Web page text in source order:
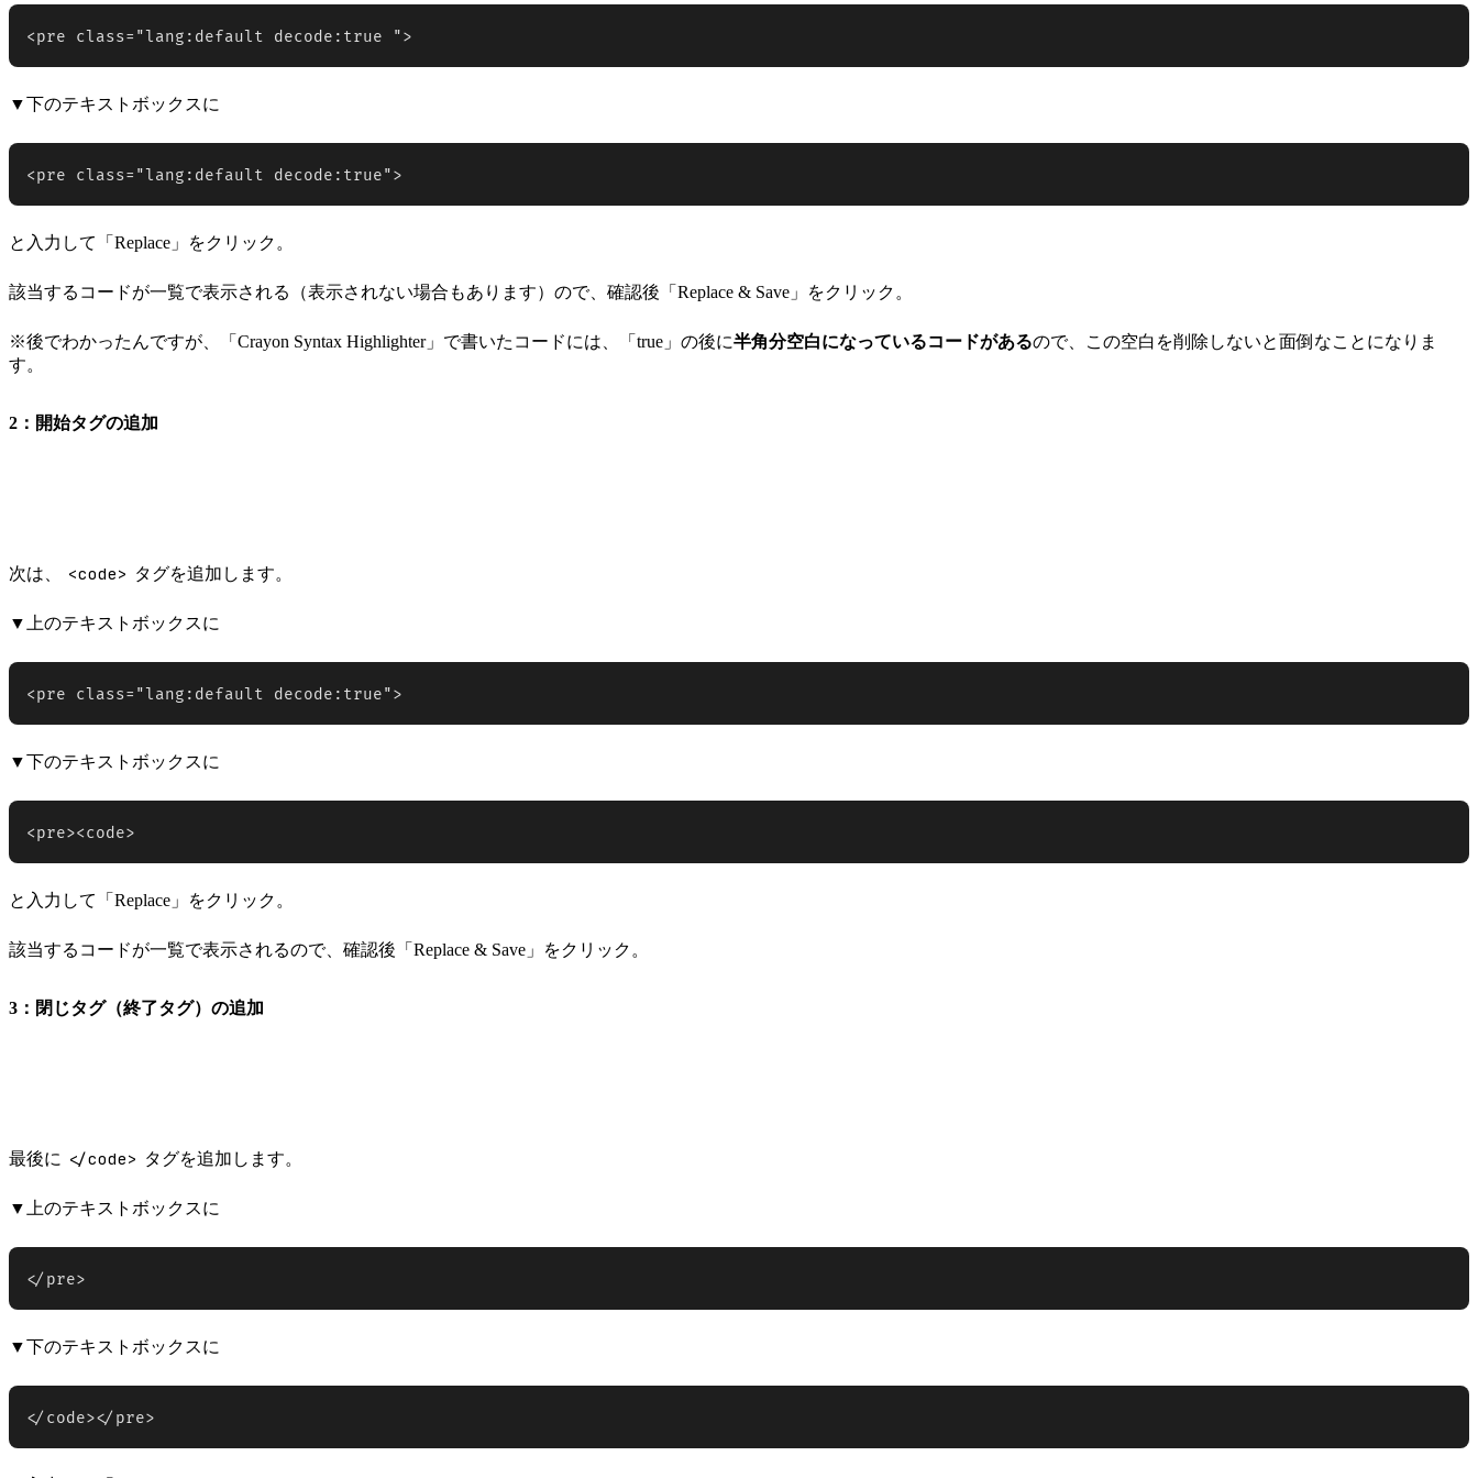
<pre class="lang:default decode:true ">
▼下のテキストボックスに
<pre class="lang:default decode:true">
と入力して「Replace」をクリック。
該当するコードが一覧で表示される（表示されない場合もあります）ので、確認後「Replace & Save」をクリック。
※後でわかったんですが、「Crayon Syntax Highlighter」で書いたコードには、「true」の後に半角分空白になっているコードがあるので、この空白を削除しないと面倒なことになりま
す。
2：開始タグの追加
次は、 <code> タグを追加します。
▼上のテキストボックスに
<pre class="lang:default decode:true">
▼下のテキストボックスに
<pre><code>
と入力して「Replace」をクリック。
該当するコードが一覧で表示されるので、確認後「Replace & Save」をクリック。
3：閉じタグ（終了タグ）の追加
最後に </code> タグを追加します。
▼上のテキストボックスに
</pre>
▼下のテキストボックスに
</code></pre>